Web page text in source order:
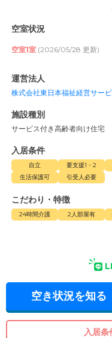
空室状況
空室1室 (2026/05/28 更新)
運営法人
株式会社東日本福祉経営サー
施設種別
サービス付き高齢者向け住宅
入居条件
自立 要支援1・2
生活保護可
引受人必要
こだわり・特徴
24時間介護 2人部屋有
空き状況を知る
入居条